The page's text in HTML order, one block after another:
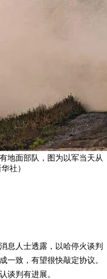
地面部队，图为以军当天从
社）
息人士透露，以哈停火谈判
一致，有望很快敲定协议。
谈判有进展。